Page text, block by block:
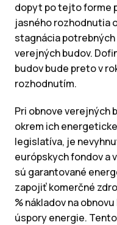
dopyt po tejto forme
jasného rozhodnutia
stagnácia
verejných budov.
budov bude preto v
rozhodnutím.
Pri obnove verejných
okrem ich
legislatíva, je
európskych fondov a
sú garantované
zapojiť komerčné
% nákladov na
úspory energie.